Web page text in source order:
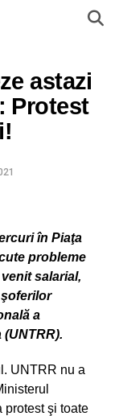
astazi
Protest
în Piaţa
probleme
salarial,
a
UNTRR nu a
protest şi toate